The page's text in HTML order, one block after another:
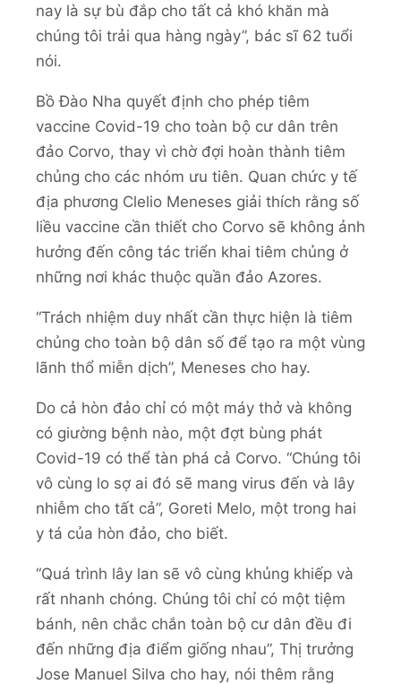
nay là sự bù đắp cho tất cả khó khăn mà
chúng tôi trải qua hàng ngày”, bác sĩ 62 tuổi
nói.
Bồ Đào Nha quyết định cho phép tiêm
vaccine Covid-19 cho toàn bộ cư dân trên
đảo Corvo, thay vì chờ đợi hoàn thành tiêm
chủng cho các nhóm ưu tiên. Quan chức y tế
địa phương Clelio Meneses giải thích rằng số
liều vaccine cần thiết cho Corvo sẽ không ảnh
hưởng đến công tác triển khai tiêm chủng ở
những nơi khác thuộc quần đảo Azores.
“Trách nhiệm duy nhất cần thực hiện là tiêm
chủng cho toàn bộ dân số để tạo ra một vùng
lãnh thổ miễn dịch”, Meneses cho hay.
Do cả hòn đảo chỉ có một máy thở và không
có giường bệnh nào, một đợt bùng phát
Covid-19 có thể tàn phá cả Corvo. “Chúng tôi
vô cùng lo sợ ai đó sẽ mang virus đến và lây
nhiễm cho tất cả”, Goreti Melo, một trong hai
y tá của hòn đảo, cho biết.
“Quá trình lây lan sẽ vô cùng khủng khiếp và
rất nhanh chóng. Chúng tôi chỉ có một tiệm
bánh, nên chắc chắn toàn bộ cư dân đều đi
đến những địa điểm giống nhau”, Thị trưởng
Jose Manuel Silva cho hay, nói thêm rằng